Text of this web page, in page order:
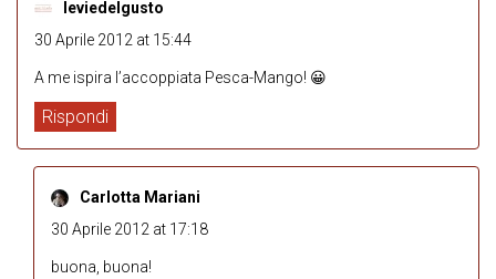
leviedelgusto
30 Aprile 2012 at 15:44
A me ispira l’accoppiata Pesca-Mango! 😀
Rispondi
Carlotta Mariani
30 Aprile 2012 at 17:18
buona, buona!